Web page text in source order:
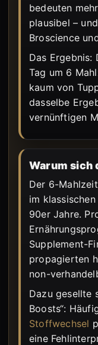
bedeuten
plausibel –
Broscience
Das Ergebnis:
Tag um 6
kaum von
dasselbe
vernünftigen
Warum sich
Der 6-
im
90er Jahre.
Supplement-
propagierten
non-
Dazu gesellte
Boosts“:
Stoffwechsel
eine